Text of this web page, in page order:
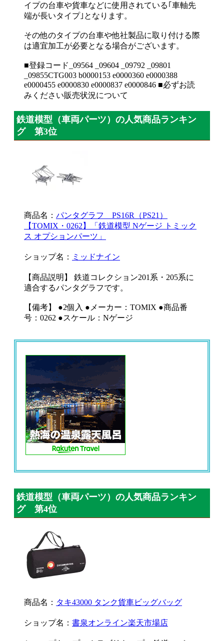
イプの台車や貨車などに使用されている｢車軸先
端が長いタイプ｣となります。
その他のタイプの台車や他社製品に取り付ける際
は適宜加工が必要となる場合がございます。
■登録コード_09564 _09604 _09792 _09801
_09855CTG003 b0000153 e0000360 e0000388
e0000455 e0000830 e0000837 e0000846 ■必ずお読
みください販売状況について
鉄道模型（車両パーツ）の人気商品ランキン
グ 第3位
商品名： パンタグラフ PS16R（PS21）
【TOMIX・0262】「鉄道模型 Nゲージ トミック
ス オプションパーツ」
ショップ名： ミッドナイン
【商品説明】 鉄道コレクション201系・205系に
適合するパンタグラフです。
【備考】 ●2個入 ●メーカー：TOMIX ●商品番
号：0262 ●スケール：Nゲージ
鉄道模型（車両パーツ）の人気商品ランキン
グ 第4位
商品名： タキ43000 タンク貨車ビッグバッグ
ショップ名： 書泉オンライン楽天市場店